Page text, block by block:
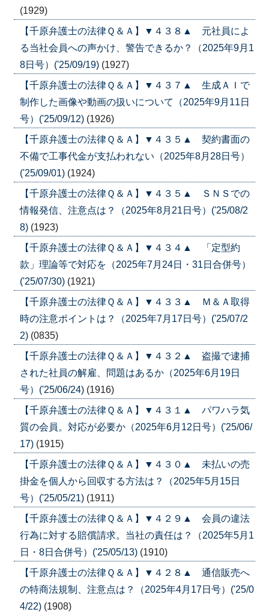
(1929)
【千原弁護士の法律Ｑ＆Ａ】▼４３８▲ 元社員によ
る当社会員への声かけ、警告できるか？（2025年9月1
8日号）('25/09/19) (1927)
【千原弁護士の法律Ｑ＆Ａ】▼４３７▲ 生成ＡＩで
制作した画像や動画の扱いについて（2025年9月11日
号）('25/09/12) (1926)
【千原弁護士の法律Ｑ＆Ａ】▼４３５▲ 契約書面の
不備で工事代金が支払われない（2025年8月28日号）
('25/09/01) (1924)
【千原弁護士の法律Ｑ＆Ａ】▼４３５▲ ＳＮＳでの
情報発信、注意点は？（2025年8月21日号）('25/08/2
8) (1923)
【千原弁護士の法律Ｑ＆Ａ】▼４３４▲ 「定型約
款」理論等で対応を（2025年7月24日・31日合併号）
('25/07/30) (1921)
【千原弁護士の法律Ｑ＆Ａ】▼４３３▲ Ｍ＆Ａ取得
時の注意ポイントは？（2025年7月17日号）('25/07/2
2) (0835)
【千原弁護士の法律Ｑ＆Ａ】▼４３２▲ 盗撮で逮捕
された社員の解雇、問題はあるか（2025年6月19日
号）('25/06/24) (1916)
【千原弁護士の法律Ｑ＆Ａ】▼４３１▲ パワハラ気
質の会員。対応が必要か（2025年6月12日号）('25/06/
17) (1915)
【千原弁護士の法律Ｑ＆Ａ】▼４３０▲ 未払いの売
掛金を個人から回収する方法は？（2025年5月15日
号）('25/05/21) (1911)
【千原弁護士の法律Ｑ＆Ａ】▼４２９▲ 会員の違法
行為に対する賠償請求。当社の責任は？（2025年5月1
日・8日合併号）('25/05/13) (1910)
【千原弁護士の法律Ｑ＆Ａ】▼４２８▲ 通信販売へ
の特商法規制、注意点は？（2025年4月17日号）('25/0
4/22) (1908)